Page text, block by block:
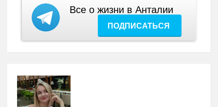
Все о жизни в Анталии
ПОДПИСАТЬСЯ